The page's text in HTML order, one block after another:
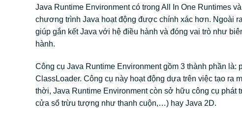
Java Runtime Environment có trong All In One Runtimes
chương trình Java hoạt động được chính xác hơn. Ngoài
giúp gắn kết Java với hệ điều hành và đóng vai trò như
hành.
Công cụ Java Runtime Environment gồm 3 thành phần
ClassLoader. Công cụ này hoạt động dựa trên việc tạo
thời, Java Runtime Environment còn sở hữu công cụ
cửa sổ trừu tượng như thanh cuộn,…) hay Java 2D.